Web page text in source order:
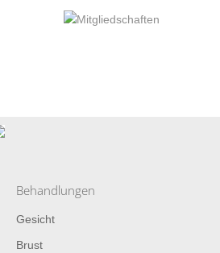
Behandlungen
Gesicht
Brust